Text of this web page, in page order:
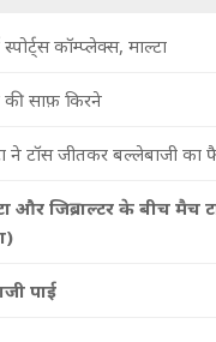
स्पोर्ट्स कॉम्प्लेक्स, माल्टा
साफ़ किरने
ने टॉस जीतकर बल्लेबाजी का
और जिब्राल्टर के बीच
पाई